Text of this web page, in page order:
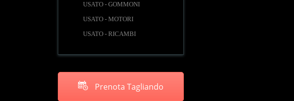
USATO - GOMMONI
USATO - MOTORI
USATO - RICAMBI
Prenota Tagliando